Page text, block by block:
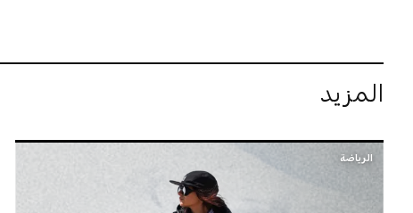
المزيد
الرياضة